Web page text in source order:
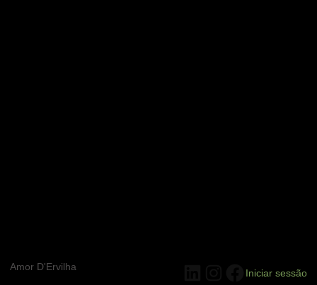
Amor D'Ervilha Instagram
Facebook
Iniciar sessão